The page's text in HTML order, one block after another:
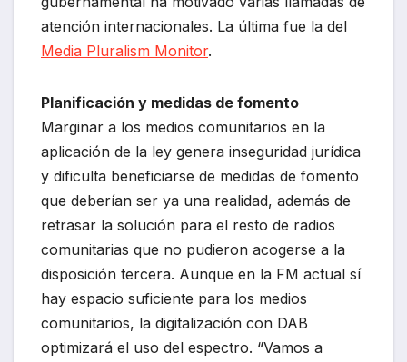
atención internacionales. La última fue la del
Media Pluralism Monitor.
Planificación y medidas de fomento
Marginar a los medios comunitarios en la
aplicación de la ley genera inseguridad jurídica
y dificulta beneficiarse de medidas de fomento
que deberían ser ya una realidad, además de
retrasar la solución para el resto de radios
comunitarias que no pudieron acogerse a la
disposición tercera. Aunque en la FM actual sí
hay espacio suficiente para los medios
comunitarios, la digitalización con DAB
optimizará el uso del espectro. “Vamos a